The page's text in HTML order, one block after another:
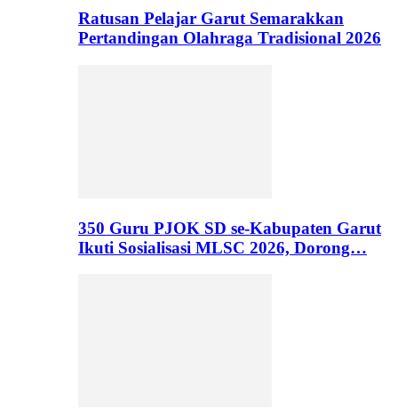
Ratusan Pelajar Garut Semarakkan
Pertandingan Olahraga Tradisional 2026
350 Guru PJOK SD se-Kabupaten Garut
Ikuti Sosialisasi MLSC 2026, Dorong…